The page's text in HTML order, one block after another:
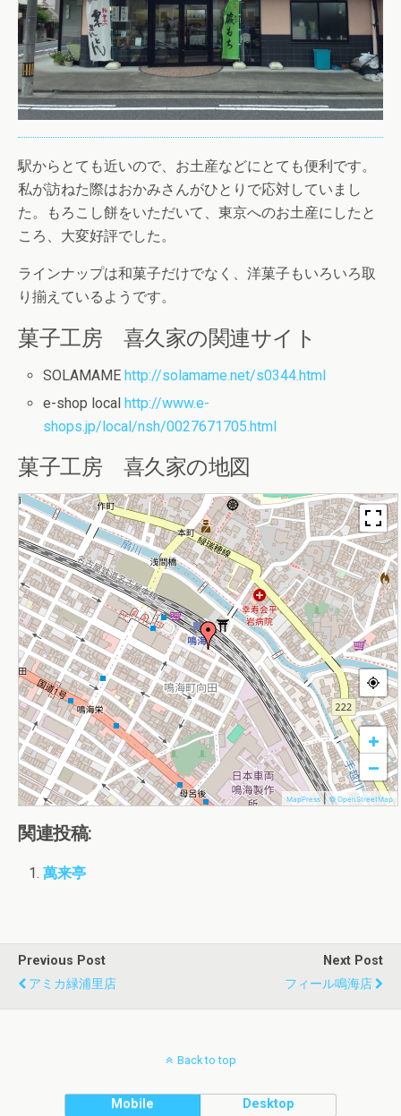
駅からとても近いので、お土産などにとても便利です。
私が訪ねた際はおかみさんがひとりで応対していまし
た。もろこし餅をいただいて、東京へのお土産にしたと
ころ、大変好評でした。
ラインナップは和菓子だけでなく、洋菓子もいろいろ取
り揃えているようです。
菓子工房 喜久家の関連サイト
SOLAMAME http://solamame.net/s0344.html
e-shop localhttp://www.e-
shops.jp/local/nsh/0027671705.html
菓子工房 喜久家の地図
+
−
MapPress|© OpenStreetMap
関連投稿:
萬来亭
Previous Post
アミカ緑浦里店
Next Post
フィール鳴海店
Back to top
Mobile Desktop